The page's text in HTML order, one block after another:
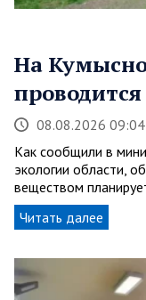
На
08.08.2026 09:04
Как сообщили в
экологии области,
веществом
Читать далее